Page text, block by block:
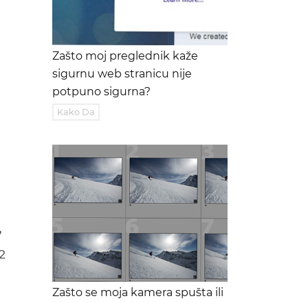
Zašto moj preglednik kaže
sigurnu web stranicu nije
potpuno sigurna?
Kako Da
Zašto se moja kamera spušta ili